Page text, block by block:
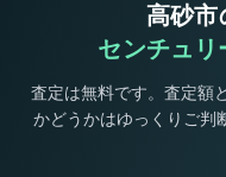
高砂市
センチュリ
査定は無料です。査定額
かどうかはゆっくりご判